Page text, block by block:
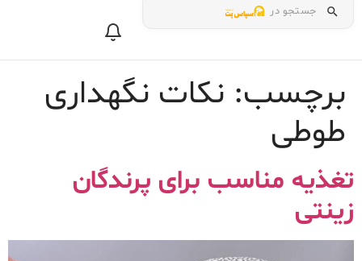
جستجو در
برچسب: نکات نگهداری
طوطی
تغذیه مناسب برای پرندگان
زینتی